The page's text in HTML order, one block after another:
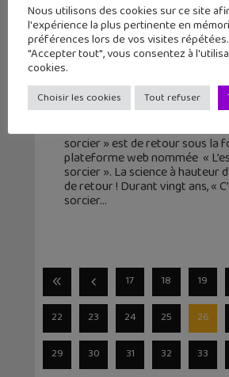
L’esprit de « C’est pas
renaît sur le web !
8 octobre 2015
L'émissions culte de la
sorcier » est de retour sous la
plateforme web nommée «
sorcier ». La science à hauteur
de retour ! Durant vingt ans, «
sorcier
17 18 19
22 23 24 25 26
29 30 31 32 33
Nous utilisons des cookies sur ce site
l'expérience la plus pertinente en
préférences lors de vos visites
"Accepter tout", vous consentez à
cookies.
Choisir les cookies Tout refuser